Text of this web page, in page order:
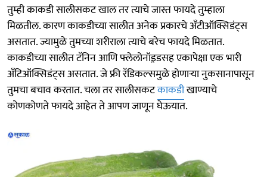
तुम्ही काकडी सालीसकट खाल तर त्याचे जास्त फायदे तुम्हाला
मिळतील. कारण काकडीच्या सालीत अनेक प्रकारचे अँटीऑक्सिडंट्स
असतात. ज्यामुळे तुमच्या शरीराला त्याचे बरेच फायदे मिळतात.
काकडीच्या सालीत टॅनिन आणि फ्लेलोनॉइ़डसह एकापेक्षा एक भारी
अँटिऑक्सिडंट्स असतात. जे फ्री रॅडिकल्समुळे होणाऱ्या नुकसानापासून
तुमचा बचाव करतात. चला तर सालीसकटकाकडीखाण्याचे
कोणकोणते फायदे आहेत ते आपण जाणून घेऊयात.